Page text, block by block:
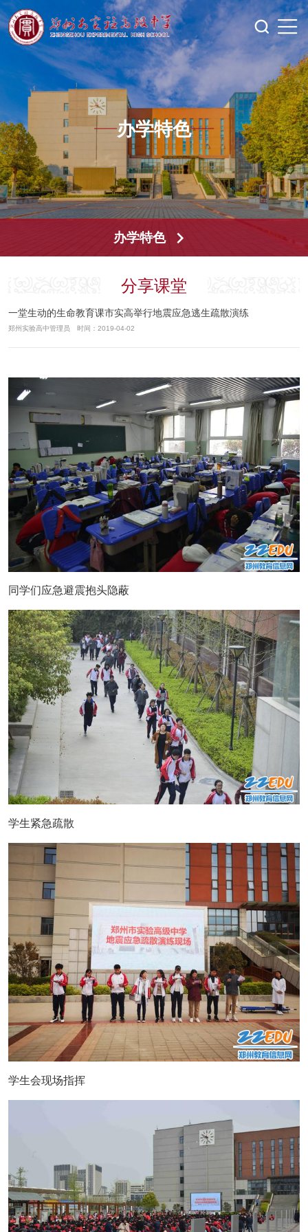
办学特色
办学特色
分享课堂
一堂生动的生命教育课市实高举行地震应急逃生疏散演练
郑州实验高中管理员 时间：2019-04-02
同学们应急避震抱头隐蔽
学生紧急疏散
学生会现场指挥